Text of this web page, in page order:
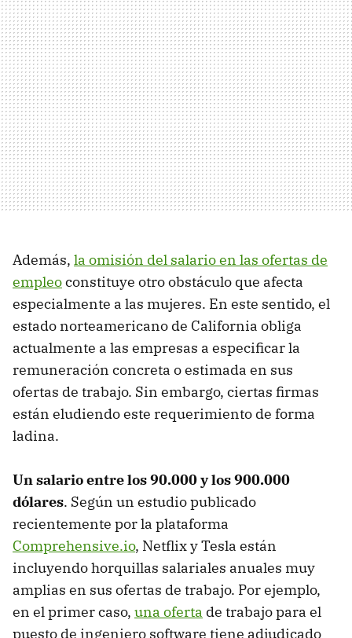
Además, la omisión del salario en las ofertas de
empleoconstituye otro obstáculo que afecta
especialmente a las mujeres. En este sentido, el
estado norteamericano de California obliga
actualmente a las empresas a especificar la
remuneración concreta o estimada en sus
ofertas de trabajo. Sin embargo, ciertas firmas
están eludiendo este requerimiento de forma
ladina.
Un salario entre los 90.000 y los 900.000
dólares. Según un estudio publicado
recientemente por la plataforma
Comprehensive.io, Netflix y Tesla están
incluyendo horquillas salariales anuales muy
amplias en sus ofertas de trabajo. Por ejemplo,
en el primer caso, una oferta de trabajo para el
puesto de ingeniero software tiene adjudicado